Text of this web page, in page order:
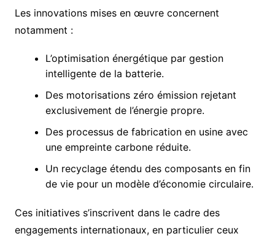
Les innovations mises en œuvre concernent
notamment :
L’optimisation énergétique par gestion
intelligente de la batterie.
Des motorisations zéro émission rejetant
exclusivement de l’énergie propre.
Des processus de fabrication en usine avec
une empreinte carbone réduite.
Un recyclage étendu des composants en fin
de vie pour un modèle d’économie circulaire.
Ces initiatives s’inscrivent dans le cadre des
engagements internationaux, en particulier ceux